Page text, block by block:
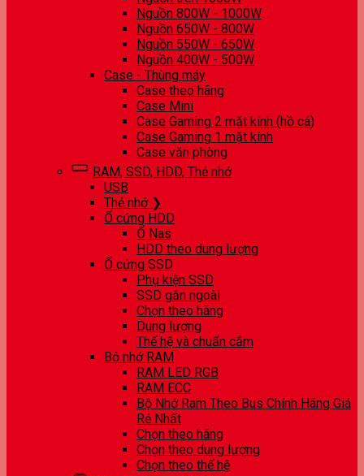
Nguồn 800W - 1000W
Nguồn 650W - 800W
Nguồn 550W - 650W
Nguồn 400W - 500W
Case - Thùng máy
Case theo hãng
Case Mini
Case Gaming 2 mặt kính (hồ cá)
Case Gaming 1 mặt kính
Case văn phòng
RAM, SSD, HDD, Thẻ nhớ
USB
Thẻ nhớ ❯
Ổ cứng HDD
Ổ Nas
HDD theo dung lượng
Ổ cứng SSD
Phụ kiện SSD
SSD gắn ngoài
Chọn theo hãng
Dung lượng
Thế hệ và chuẩn cắm
Bộ nhớ RAM
RAM LED RGB
RAM ECC
Bộ Nhớ Ram Theo Bus Chính Hãng Giá
Rẻ Nhất
Chọn theo hãng
Chọn theo dung lượng
Chọn theo thế hệ